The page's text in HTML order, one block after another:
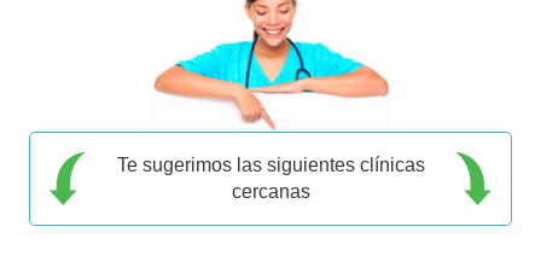
Te sugerimos las siguientes clínicas
cercanas